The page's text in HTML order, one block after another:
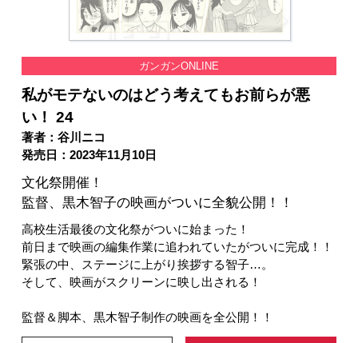
ガンガンONLINE
私がモテないのはどう考えてもお前らが悪
い！ 24
著者：谷川ニコ
発売日：2023年11月10日
文化祭開催！
監督、黒木智子の映画がついに全貌公開！！
高校生活最後の文化祭がついに始まった！
前日まで映画の編集作業に追われていたがついに完成！！
緊張の中、ステージに上がり挨拶する智子…。
そして、映画がスクリーンに映し出される！
監督＆脚本、黒木智子制作の映画を全公開！！